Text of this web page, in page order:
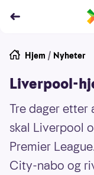
Hjem / Nyheter
Liverpool-
Tre dager etter
skal Liverpool
Premier
City-nabo og